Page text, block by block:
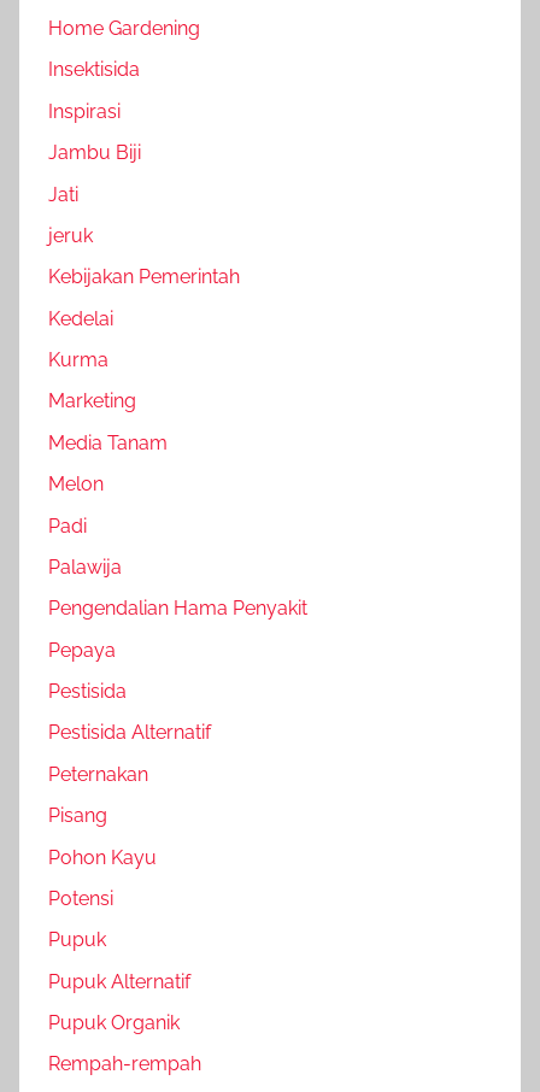
Home Gardening
Insektisida
Inspirasi
Jambu Biji
Jati
jeruk
Kebijakan Pemerintah
Kedelai
Kurma
Marketing
Media Tanam
Melon
Padi
Palawija
Pengendalian Hama Penyakit
Pepaya
Pestisida
Pestisida Alternatif
Peternakan
Pisang
Pohon Kayu
Potensi
Pupuk
Pupuk Alternatif
Pupuk Organik
Rempah-rempah